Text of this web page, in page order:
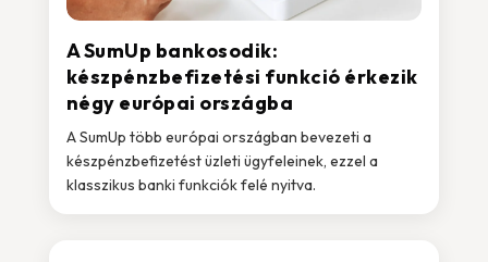
A SumUp bankosodik:
készpénzbefizetési funkció érkezik
négy európai országba
A SumUp több európai országban bevezeti a
készpénzbefizetést üzleti ügyfeleinek, ezzel a
klasszikus banki funkciók felé nyitva.